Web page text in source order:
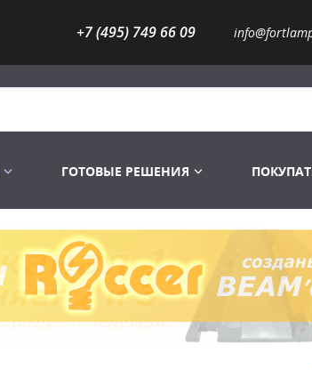
+7 (495) 749 66 09
Лампы газоразрядные
ГОТОВЫЕ РЕШЕНИЯ